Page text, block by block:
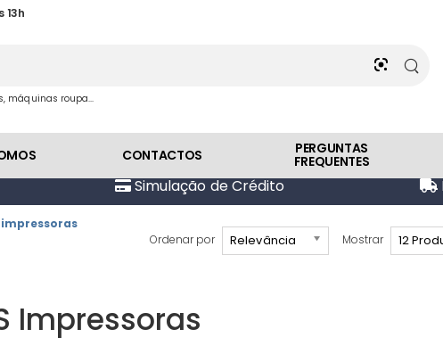
13h
máquinas roupa...
CONTACTOS PERGUNTAS
FREQUENTES
Simulação de Crédito
Mostrar
12
Ordenar por Relevância
Impressoras